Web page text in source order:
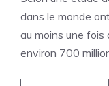
dans le monde
au moins une fois
environ 700